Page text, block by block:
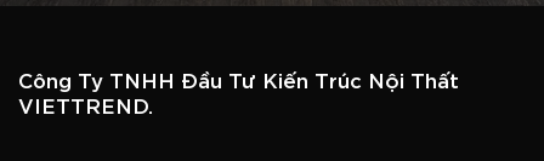
Công Ty TNHH Đầu Tư Kiến Trúc Nội Thất
VIETTREND.